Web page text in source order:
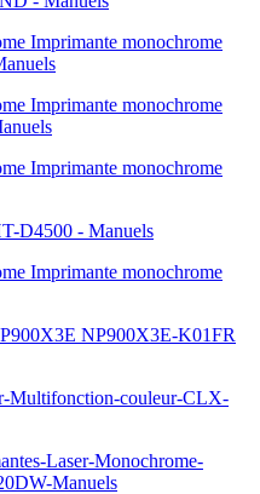
Imprimante monochrome
Imprimante monochrome
Imprimante monochrome
D4500 - Manuels
Imprimante monochrome
NP900X3E-K01FR
Multifonction-couleur-CLX-
Laser-Monochrome-
Manuels